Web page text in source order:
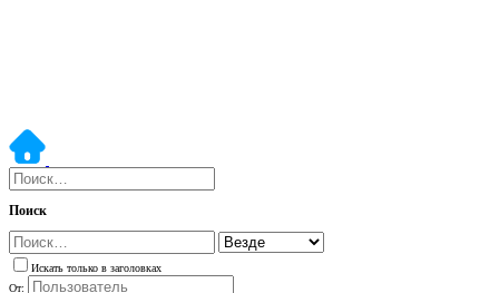
Поиск
Искать только в заголовках
От: